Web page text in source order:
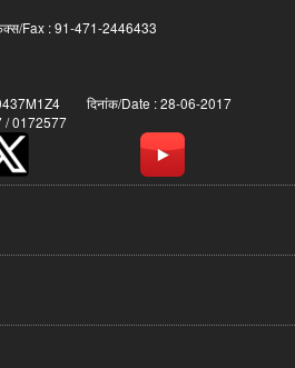
Fax : 91-471-2446433
दिनांक/Date : 28-06-2017
/ 0172577